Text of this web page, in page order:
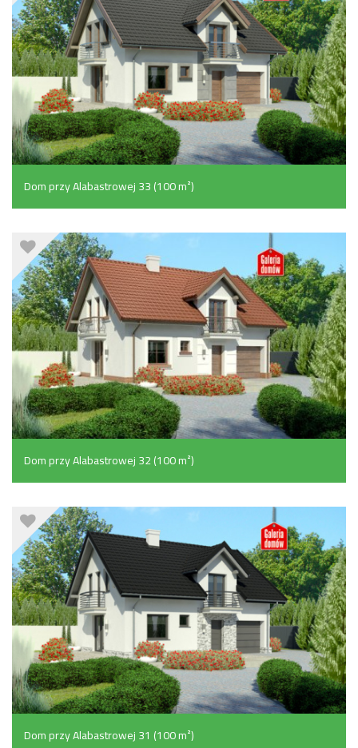
Dom przy Alabastrowej 33 (100 m²)
Dom przy Alabastrowej 32 (100 m²)
Dom przy Alabastrowej 31 (100 m²)